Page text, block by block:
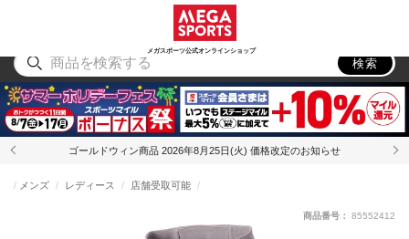
メガスポーツ公式オンラインショップ
アウトドア
検索
ゴールドウィン商品 2026年8月25日(火) 価格改定のお知らせ
メンズ レディース 店舗受取可能
商品番号： 85552412